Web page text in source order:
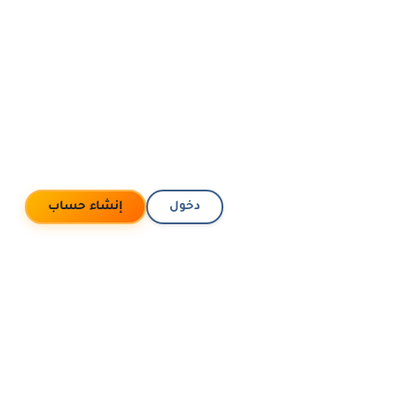
دخول إنشاء حساب